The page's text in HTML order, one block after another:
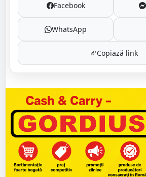
Facebook
WhatsApp
Copiază link